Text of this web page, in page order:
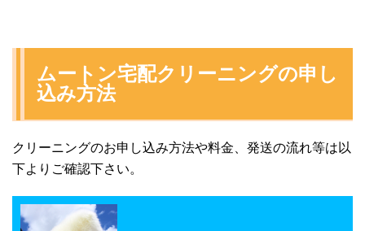
ムートン宅配クリーニングの申し
込み方法
クリーニングのお申し込み方法や料金、発送の流れ等は以
下よりご確認下さい。